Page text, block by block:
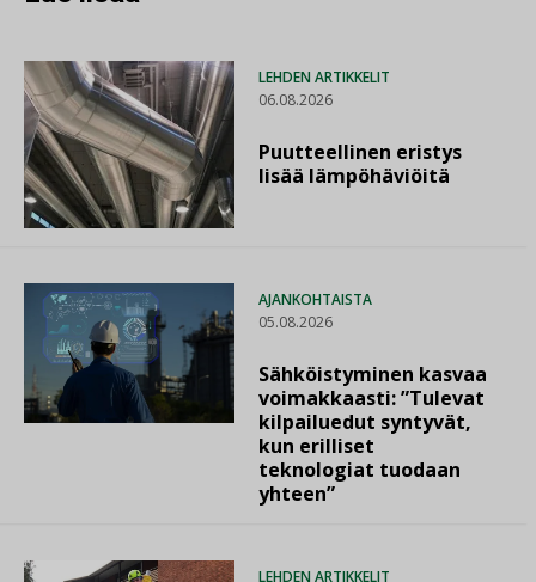
LEHDEN ARTIKKELIT
06.08.2026
Puutteellinen eristys
lisää lämpöhäviöitä
AJANKOHTAISTA
05.08.2026
Sähköistyminen kasvaa
voimakkaasti: ”Tulevat
kilpailuedut syntyvät,
kun erilliset
teknologiat tuodaan
yhteen”
LEHDEN ARTIKKELIT